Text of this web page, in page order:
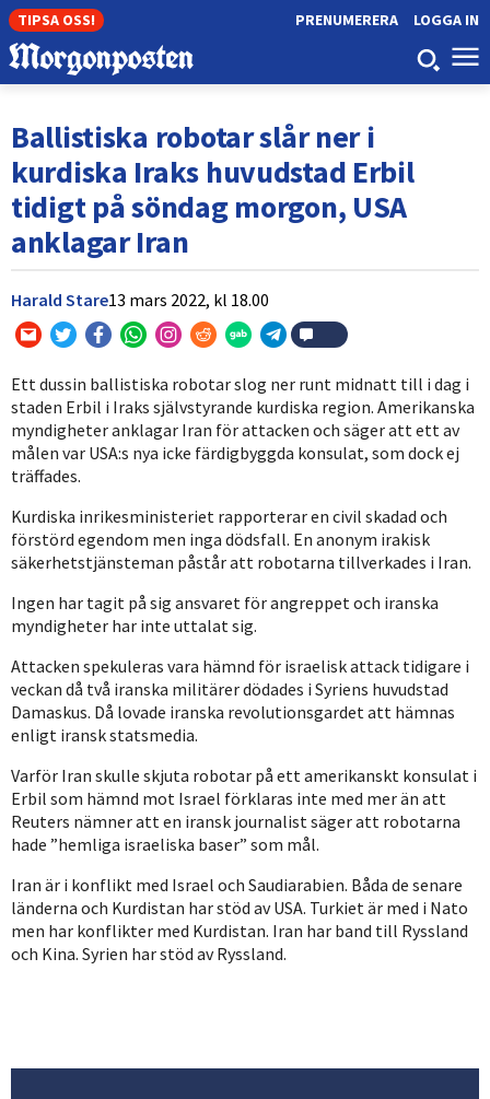
TIPSA OSS! LOGGA IN
PRENUMERERA
Ballistiska robotar slår ner i
kurdiska Iraks huvudstad Erbil
tidigt på söndag morgon, USA
anklagar Iran
Harald Stare13 mars 2022, kl 18.00
Ett dussin ballistiska robotar slog ner runt midnatt till i dag i
staden Erbil i Iraks självstyrande kurdiska region. Amerikanska
myndigheter anklagar Iran för attacken och säger att ett av
målen var USA:s nya icke färdigbyggda konsulat, som dock ej
träffades.
Kurdiska inrikesministeriet rapporterar en civil skadad och
förstörd egendom men inga dödsfall. En anonym irakisk
säkerhetstjänsteman påstår att robotarna tillverkades i Iran.
Ingen har tagit på sig ansvaret för angreppet och iranska
myndigheter har inte uttalat sig.
Attacken spekuleras vara hämnd för israelisk attack tidigare i
veckan då två iranska militärer dödades i Syriens huvudstad
Damaskus. Då lovade iranska revolutionsgardet att hämnas
enligt iransk statsmedia.
Varför Iran skulle skjuta robotar på ett amerikanskt konsulat i
Erbil som hämnd mot Israel förklaras inte med mer än att
Reuters nämner att en iransk journalist säger att robotarna
hade ”hemliga israeliska baser” som mål.
Iran är i konflikt med Israel och Saudiarabien. Båda de senare
länderna och Kurdistan har stöd av USA. Turkiet är med i Nato
men har konflikter med Kurdistan. Iran har band till Ryssland
och Kina. Syrien har stöd av Ryssland.